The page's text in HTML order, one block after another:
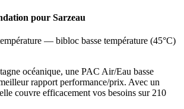
pour Sarzeau
— bibloc basse température (45°C)
océanique, une PAC Air/Eau basse
rapport performance/prix. Avec un
couvre efficacement vos besoins sur 210